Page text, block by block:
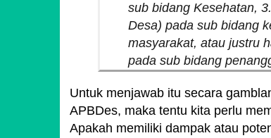
sub bidang Kesehatan,
Desa) pada sub bidang
masyarakat, atau justru
pada sub bidang
Untuk menjawab itu secara
APBDes, maka tentu kita perlu
Apakah memiliki dampak atau